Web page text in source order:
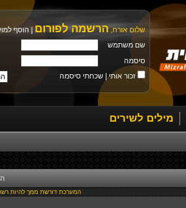
שלום אורח, הרשמה לפורום
הוסף
שם משתמש
סיסמה
זכור אותי |שכחתי סיסמה
מילים לשירים
המערכת דורשת ממך להיות